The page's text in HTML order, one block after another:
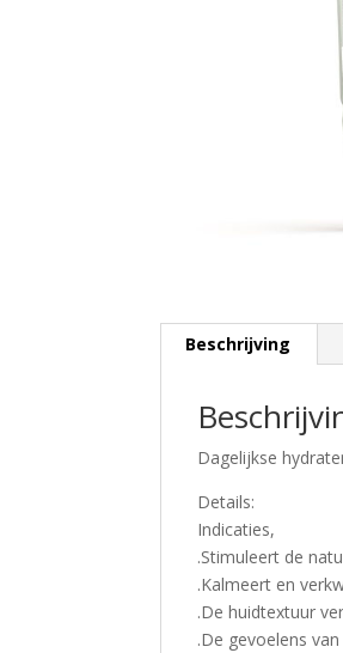
Beschrijving
Dagelijkse
Details:
Indicaties,
.Stimuleert de
.Kalmeert en
.De huidtextuur
.De gevoelens